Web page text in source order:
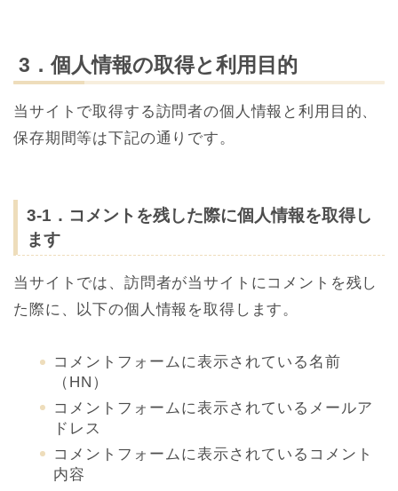
3．個人情報の取得と利用目的
当サイトで取得する訪問者の個人情報と利用目的、
保存期間等は下記の通りです。
3-1．コメントを残した際に個人情報を取得し
ます
当サイトでは、訪問者が当サイトにコメントを残し
た際に、以下の個人情報を取得します。
コメントフォームに表示されている名前
（HN）
コメントフォームに表示されているメールア
ドレス
コメントフォームに表示されているコメント
内容